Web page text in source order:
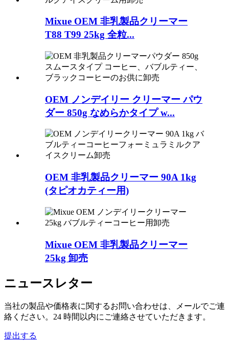
Mixue OEM 非乳製品クリーマー
T88 T99 25kg 全粒...
OEM ノンデイリー クリーマー パウ
ダー 850g なめらかタイプ w...
OEM 非乳製品クリーマー 90A 1kg
(タピオカティー用)
Mixue OEM 非乳製品クリーマー
25kg 卸売
ニュースレター
当社の製品や価格表に関するお問い合わせは、メールでご連
絡ください。24 時間以内にご連絡させていただきます。
提出する